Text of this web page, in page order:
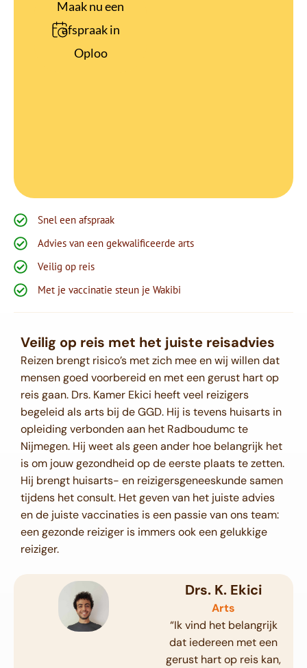
Maak nu een
afspraak in
Oploo
Snel een afspraak
Advies van een gekwalificeerde arts
Veilig op reis
Met je vaccinatie steun je Wakibi
Veilig op reis met het juiste reisadvies
Reizen brengt risico’s met zich mee en wij willen dat
mensen goed voorbereid en met een gerust hart op
reis gaan. Drs. Kamer Ekici heeft veel reizigers
begeleid als arts bij de GGD. Hij is tevens huisarts in
opleiding verbonden aan het Radboudumc te
Nijmegen. Hij weet als geen ander hoe belangrijk het
is om jouw gezondheid op de eerste plaats te zetten.
Hij brengt huisarts- en reizigersgeneeskunde samen
tijdens het consult. Het geven van het juiste advies
en de juiste vaccinaties is een passie van ons team:
een gezonde reiziger is immers ook een gelukkige
reiziger.
Drs. K. Ekici
Arts
“Ik vind het belangrijk
dat iedereen met een
gerust hart op reis kan,